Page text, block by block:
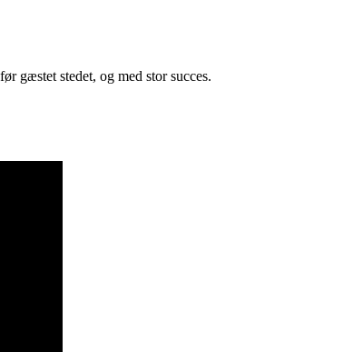
gæstet stedet, og med stor succes.